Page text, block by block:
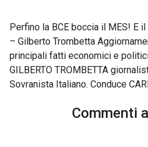
Perfino la BCE boccia il MES! E
– Gilberto Trombetta
principali fatti economici e
GILBERTO TROMBETTA
Sovranista Italiano. Conduce
Commenti